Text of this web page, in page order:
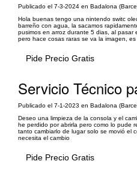
Publicado el 7-3-2024 en Badalona
Hola buenas tengo una nintendo switc
barreño con agua, la sacamos
pusimos en arroz durante 5 dias, al pasar
pero hace cosas raras se va la imagen,
Pide Precio Gratis
Servicio Técnico
Publicado el 7-1-2023 en Badalona
Deseo una limpieza de la consola y el
he perdido por abrirla pero como lo pude
tanto cambiarlo de lugar solo se movió el
necesita el cambio
Pide Precio Gratis